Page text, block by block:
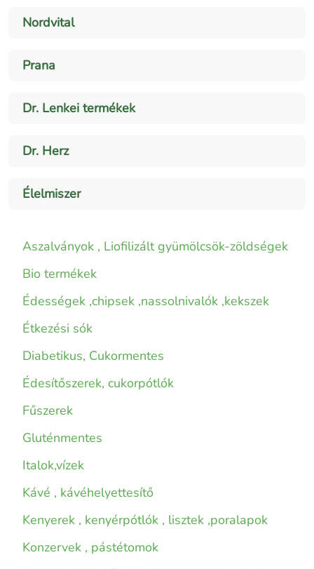
Nordvital
Prana
Dr. Lenkei termékek
Dr. Herz
Élelmiszer
Aszalványok , Liofilizált gyümölcsök-zöldségek
Bio termékek
Édességek ,chipsek ,nassolnivalók ,kekszek
Étkezési sók
Diabetikus, Cukormentes
Édesítőszerek, cukorpótlók
Fűszerek
Gluténmentes
Italok,vízek
Kávé , kávéhelyettesítő
Kenyerek , kenyérpótlók , lisztek ,poralapok
Konzervek , pástétomok